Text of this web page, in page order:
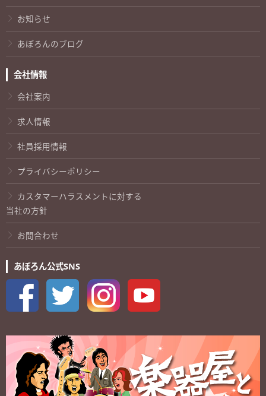
お知らせ
あぽろんのブログ
会社情報
会社案内
求人情報
社員採用情報
プライバシーポリシー
カスタマーハラスメントに対する
当社の方針
お問合わせ
あぽろん公式SNS